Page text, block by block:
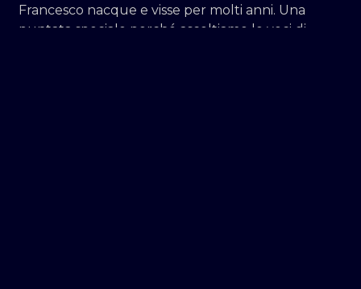
Francesco nacque e visse per molti anni. Una
puntata speciale perché ascoltiamo le voci di